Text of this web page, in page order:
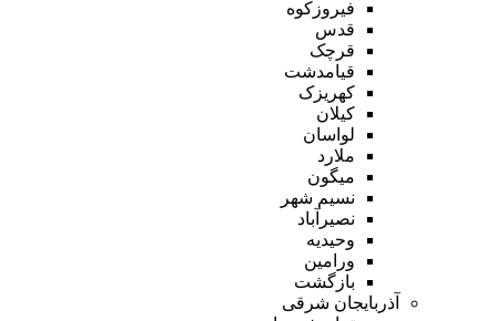
فیروزکوه
قدس
قرچک
قیامدشت
کهریزک
کیلان
لواسان
ملارد
میگون
نسیم شهر
نصیرآباد
وحیدیه
ورامین
بازگشت
آذربایجان شرقی